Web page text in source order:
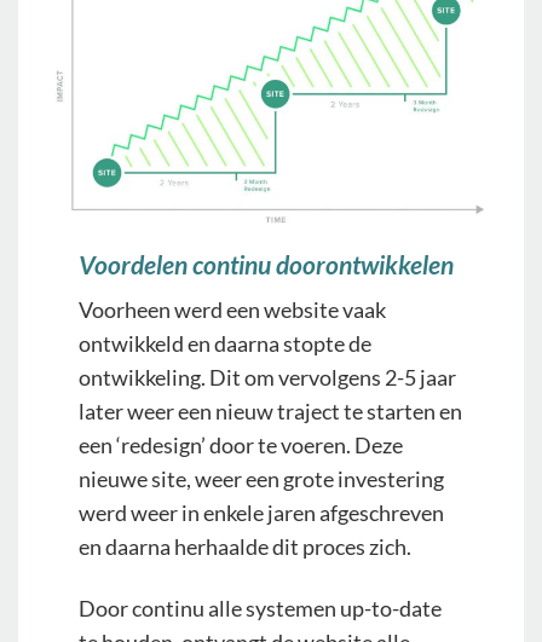
Voordelen continu doorontwikkelen
Voorheen werd een website vaak
ontwikkeld en daarna stopte de
ontwikkeling. Dit om vervolgens 2-5 jaar
later weer een nieuw traject te starten en
een ‘redesign’ door te voeren. Deze
nieuwe site, weer een grote investering
werd weer in enkele jaren afgeschreven
en daarna herhaalde dit proces zich.
Door continu alle systemen up-to-date